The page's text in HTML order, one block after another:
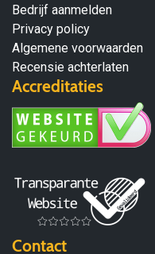
Bedrijf aanmelden
Privacy policy
Algemene voorwaarden
Recensie achterlaten
Accreditaties
Contact